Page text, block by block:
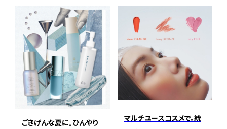
ごきげんな夏に。ひんやり
マルチユースコスメで。統